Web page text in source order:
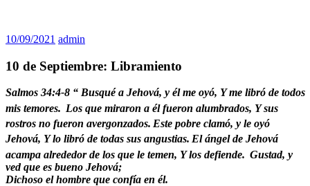
10/09/2021 admin
10 de Septiembre: Libramiento
Salmos 34:4-8 “ Busqué a Jehová, y él me oyó, Y me libró de todos
mis temores. Los que miraron a él fueron alumbrados, Y sus
rostros no fueron avergonzados. Este pobre clamó, y le oyó
Jehová, Y lo libró de todas sus angustias. El ángel de Jehová
acampa alrededor de los que le temen, Y los defiende. Gustad, y
ved que es bueno Jehová;
Dichoso el hombre que confía en él.